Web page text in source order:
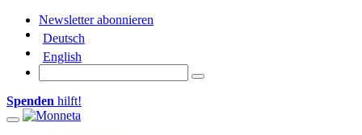
Newsletter abonnieren
Deutsch
English
Spenden hilft!
Toggle navigation